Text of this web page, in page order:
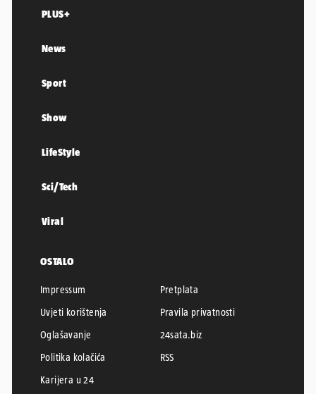
PLUS+
News
Sport
Show
LifeStyle
Sci/Tech
Viral
OSTALO
Impressum
Pretplata
Uvjeti korištenja
Pravila privatnosti
Oglašavanje
24sata.biz
Politika kolačića
RSS
Karijera u 24